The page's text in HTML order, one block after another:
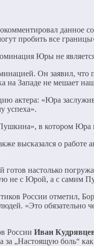
данное
пробить все
Юры не
Он заявил,
на Западе не мешает
актера: «Юра
успеха».
в котором
высказался о
готов настолько
не с Юрой, а с самим
России отметил,
«Это
России Иван
за „Настоящую